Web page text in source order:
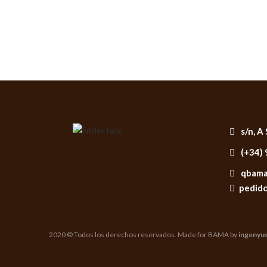
s/n, A
(+34)
2020 © Todos los derechos reservados. Made for BAMA by